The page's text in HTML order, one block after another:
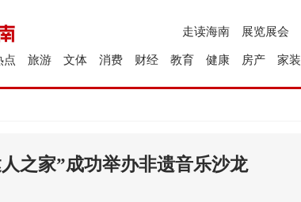
展览展会
走读海南
家装
房产
健康
教育
财经
消费
文体
旅游
点
之家”成功举办非遗音乐沙龙